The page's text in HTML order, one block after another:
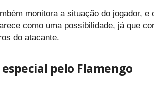
monitora a situação do jogador, e
como uma possibilidade, já que
do atacante.
pelo Flamengo